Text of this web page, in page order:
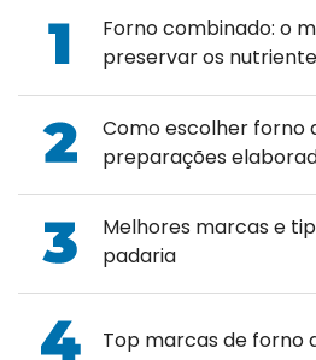
Forno combinado: o
preservar os
Como escolher forno
preparações
Melhores marcas e
padaria
Top marcas de forno